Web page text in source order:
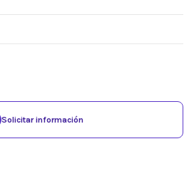
Solicitar información